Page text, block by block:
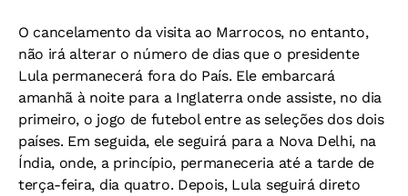
O cancelamento da visita ao Marrocos, no entanto,
não irá alterar o número de dias que o presidente
Lula permanecerá fora do País. Ele embarcará
amanhã à noite para a Inglaterra onde assiste, no dia
primeiro, o jogo de futebol entre as seleções dos dois
países. Em seguida, ele seguirá para a Nova Delhi, na
Índia, onde, a princípio, permaneceria até a tarde de
terça-feira, dia quatro. Depois, Lula seguirá direto